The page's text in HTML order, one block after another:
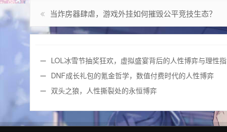
当炸房器肆虐，游戏外挂如何摧毁公平竞技生态？
LOL冰雪节抽奖狂欢，虚拟盛宴背后的人性博弈与理性指
南 DNF成长礼包的氪金哲学，数值付费时代的人性博弈
双头之狼，人性撕裂处的永恒博弈